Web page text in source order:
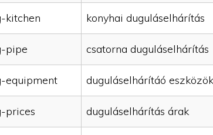
kitchen konyhai duguláselhárítás
pipe csatorna duguláselhárítás
equipment duguláselhárítáó eszközök
prices duguláselhárítás árak